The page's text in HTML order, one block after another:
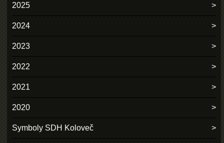
2025
2024
2023
2022
2021
2020
Symboly SDH Koloveč